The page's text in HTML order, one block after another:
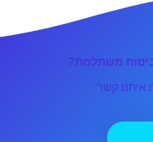
משתלמת?
איתנו קשר